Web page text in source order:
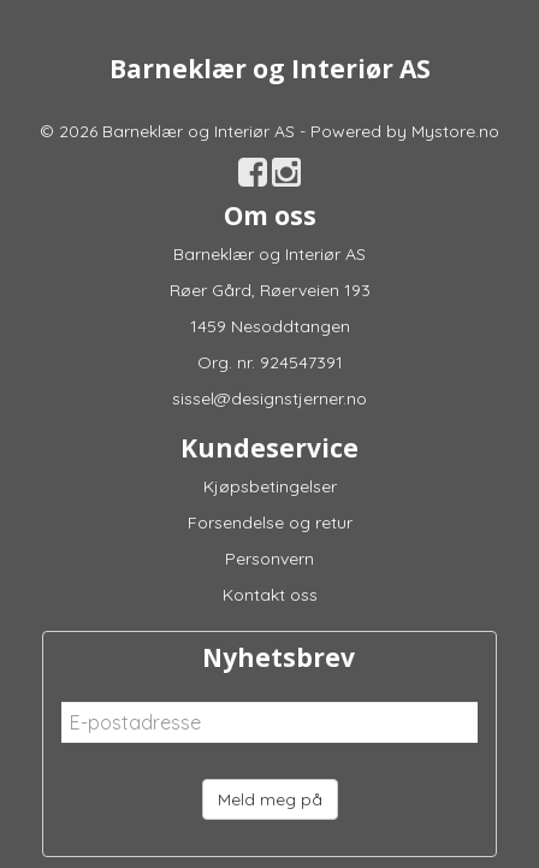
Barneklær og Interiør AS
© 2026 Barneklær og Interiør AS - Powered by Mystore.no
Om oss
Barneklær og Interiør AS
Røer Gård, Røerveien 193
1459 Nesoddtangen
Org. nr. 924547391
sissel@designstjerner.no
Kundeservice
Kjøpsbetingelser
Forsendelse og retur
Personvern
Kontakt oss
Nyhetsbrev
Meld meg på